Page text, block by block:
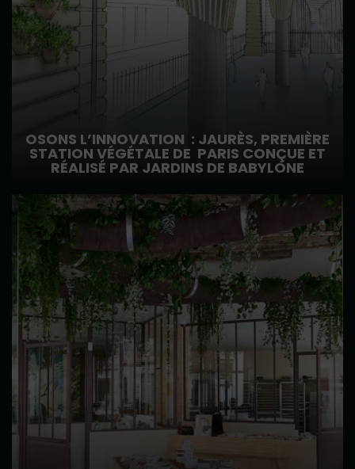
OSONS L’INNOVATION : JAURÈS, PREMIÈRE
STATION VÉGÉTALE DE PARIS CONÇUE ET
RÉALISÉ PAR JARDINS DE BABYLONE